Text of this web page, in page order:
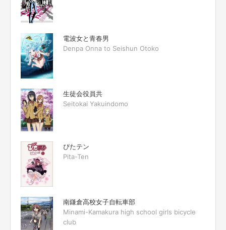
電波女と青春男
Denpa Onna to Seishun Otoko
生徒会役員共
Seitokai Yakuindomo
ぴたテン
Pita-Ten
南鎌倉高校女子自転車部
Minami-Kamakura high school girls bicycle
club